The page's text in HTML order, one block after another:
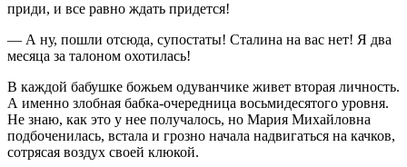
приди, и все равно ждать придется!
— А ну, пошли отсюда, супостаты! Сталина на вас нет! Я два
месяца за талоном охотилась!
В каждой бабушке божьем одуванчике живет вторая личность.
А именно злобная бабка-очередница восьмидесятого уровня.
Не знаю, как это у нее получалось, но Мария Михайловна
подбоченилась, встала и грозно начала надвигаться на качков,
сотрясая воздух своей клюкой.